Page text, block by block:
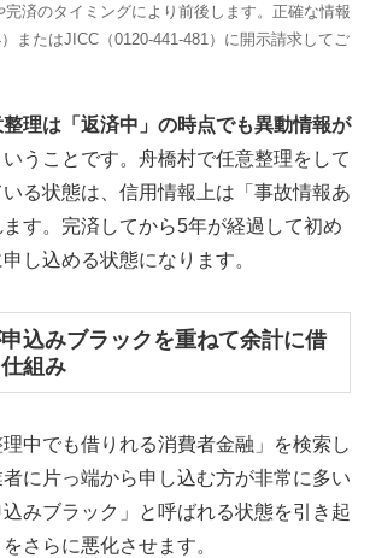
済のタイミングにより前後します。正確な情報
またはJICC（0120-441-481）に開示請求してご
理は「返済中」の時点でも異動情報が
いうことです。舟橋村で任意整理をして
る状態は、信用情報上は「事故情報あ
す。完済してから5年が経過して初め
し込める状態になります。
込みブラックを重ねて余計に借
組み
中でも借りれる消費者金融」を検索し
に片っ端から申し込む方が非常に多い
みブラック」と呼ばれる状態を引き起
さらに悪化させます。